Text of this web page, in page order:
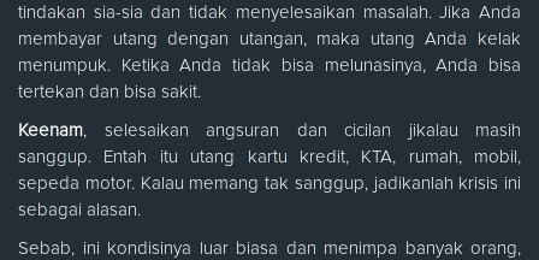
tindakan sia-sia dan tidak menyelesaikan masalah. Jika Anda
membayar utang dengan utangan, maka utang Anda kelak
menumpuk. Ketika Anda tidak bisa melunasinya, Anda bisa
tertekan dan bisa sakit.
Keenam, selesaikan angsuran dan cicilan jikalau masih
sanggup. Entah itu utang kartu kredit, KTA, rumah, mobil,
sepeda motor. Kalau memang tak sanggup, jadikanlah krisis ini
sebagai alasan.
Sebab, ini kondisinya luar biasa dan menimpa banyak orang,